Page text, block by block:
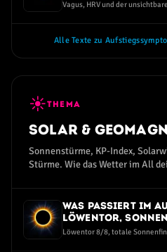
Vagus, HRV und der
Alle Texte zu
☀THEMA
Solar &
Sonnenstürme, KP-Index,
Stürme. Wie das Wetter im All
Was passiert im
Löwentor,
dunkelste
Löwentor 8/8, totale